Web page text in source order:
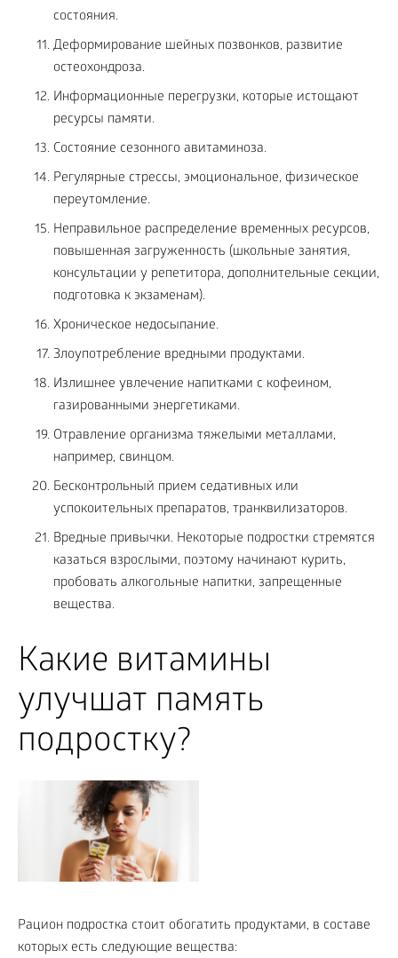
состояния.
Деформирование шейных позвонков, развитие
остеохондроза.
Информационные перегрузки, которые истощают
ресурсы памяти.
Состояние сезонного авитаминоза.
Регулярные стрессы, эмоциональное, физическое
переутомление.
Неправильное распределение временных ресурсов,
повышенная загруженность (школьные занятия,
консультации у репетитора, дополнительные секции,
подготовка к экзаменам).
Хроническое недосыпание.
Злоупотребление вредными продуктами.
Излишнее увлечение напитками с кофеином,
газированными энергетиками.
Отравление организма тяжелыми металлами,
например, свинцом.
Бесконтрольный прием седативных или
успокоительных препаратов, транквилизаторов.
Вредные привычки. Некоторые подростки стремятся
казаться взрослыми, поэтому начинают курить,
пробовать алкогольные напитки, запрещенные
вещества.
Какие витамины
улучшат память
подростку?
Рацион подростка стоит обогатить продуктами, в составе
которых есть следующие вещества: